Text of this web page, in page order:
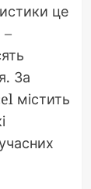
це
–
За
містить